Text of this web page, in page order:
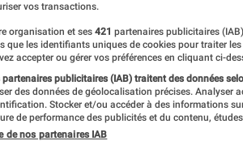
vos transactions.
organisation et ses 421 partenaires publicitaires
que les identifiants uniques de cookies pour traiter
accepter ou gérer vos préférences en cliquant ci-
partenaires publicitaires (IAB) traitent des données
des données de géolocalisation précises. Analyser
Stocker et/ou accéder à des informations
de performance des publicités et du contenu,
de nos partenaires IAB